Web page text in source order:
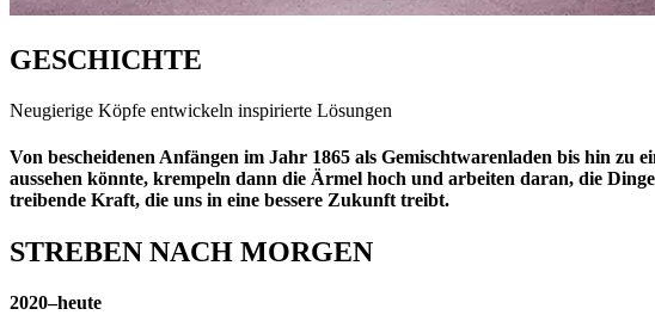
GESCHICHTE
Neugierige Köpfe entwickeln inspirierte Lösungen
Von bescheidenen Anfängen im Jahr 1865 als Gemischtwarenladen bis hin
aussehen könnte, krempeln dann die Ärmel hoch und arbeiten daran, die
treibende Kraft, die uns in eine bessere Zukunft treibt.
STREBEN NACH MORGEN
2020–heute